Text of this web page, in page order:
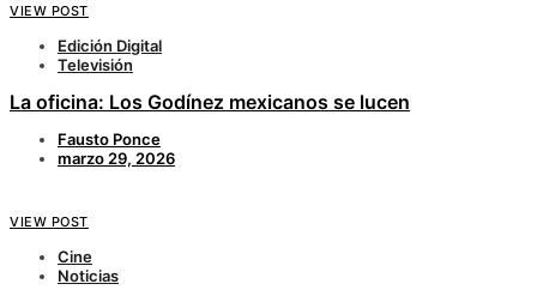
VIEW POST
Edición Digital
Televisión
La oficina: Los Godínez mexicanos se lucen
Fausto Ponce
marzo 29, 2026
VIEW POST
Cine
Noticias